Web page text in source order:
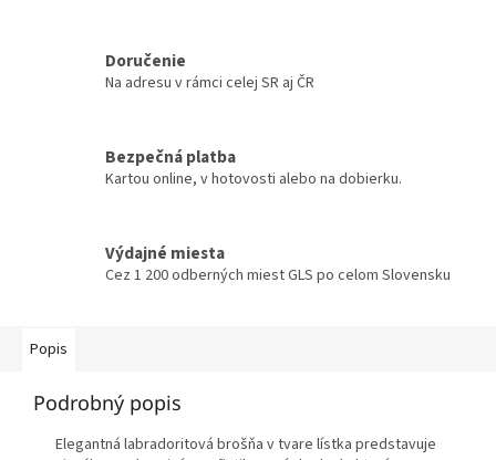
Doručenie
Na adresu v rámci celej SR aj ČR
Bezpečná platba
Kartou online, v hotovosti alebo na dobierku.
Výdajné miesta
Cez 1 200 odberných miest GLS po celom Slovensku
Popis
Podrobný popis
Elegantná labradoritová brošňa v tvare lístka predstavuje